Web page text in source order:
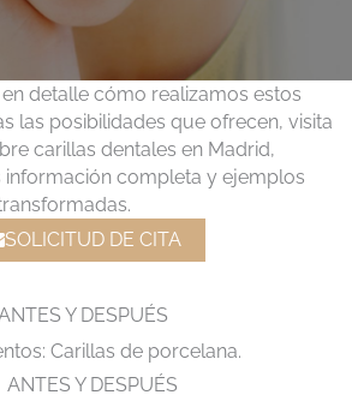
detalle cómo realizamos estos
las posibilidades que ofrecen, visita
carillas dentales en Madrid,
completa y ejemplos
SOLICITUD DE CITA
Y DESPUÉS
Carillas de porcelana.